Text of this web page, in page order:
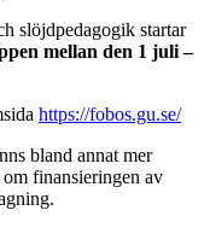
slöjdpedagogik startar
mellan den 1 juli –
https://fobos.gu.se/
bland annat mer
finansieringen av